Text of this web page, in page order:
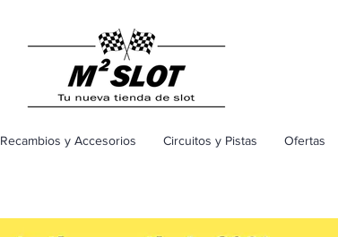
Recambios y Accesorios Circuitos y Pistas Ofertas